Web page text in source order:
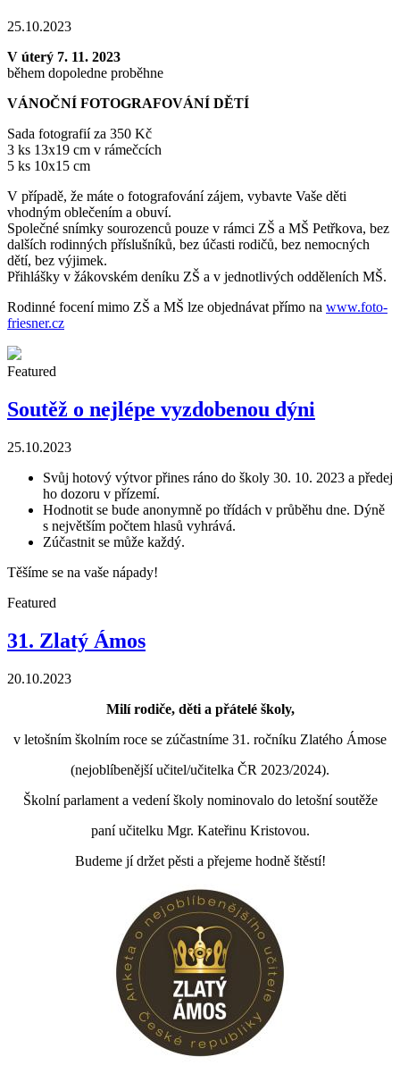
25.10.2023
V úterý 7. 11. 2023
během dopoledne proběhne
VÁNOČNÍ FOTOGRAFOVÁNÍ DĚTÍ
Sada fotografií za 350 Kč
3 ks 13x19 cm v rámečcích
5 ks 10x15 cm
V případě, že máte o fotografování zájem, vybavte Vaše děti
vhodným oblečením a obuví.
Společné snímky sourozenců pouze v rámci ZŠ a MŠ Petřkova, bez
dalších rodinných příslušníků, bez účasti rodičů, bez nemocných
dětí, bez výjimek.
Přihlášky v žákovském deníku ZŠ a v jednotlivých odděleních MŠ.
Rodinné focení mimo ZŠ a MŠ lze objednávat přímo na www.foto-
friesner.cz
Featured
Soutěž o nejlépe vyzdobenou dýni
25.10.2023
Svůj hotový výtvor přines ráno do školy 30. 10. 2023 a předej
ho dozoru v přízemí.
Hodnotit se bude anonymně po třídách v průběhu dne. Dýně
s největším počtem hlasů vyhrává.
Zúčastnit se může každý.
Těšíme se na vaše nápady!
Featured
31. Zlatý Ámos
20.10.2023
Milí rodiče, děti a přátelé školy,
v letošním školním roce se zúčastníme 31. ročníku Zlatého Ámose
(nejoblíbenější učitel/učitelka ČR 2023/2024).
Školní parlament a vedení školy nominovalo do letošní soutěže
paní učitelku Mgr. Kateřinu Kristovou.
Budeme jí držet pěsti a přejeme hodně štěstí!